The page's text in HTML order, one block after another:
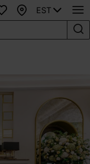
Lemmikud
Kaart
EST